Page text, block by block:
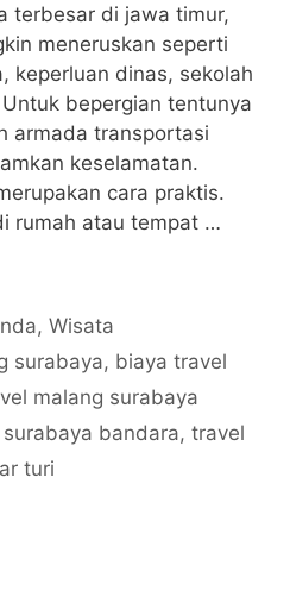
terbesar di jawa timur,
meneruskan seperti
keperluan dinas, sekolah
bepergian tentunya
armada transportasi
keselamatan.
cara praktis.
rumah atau tempat …
,Wisata
surabaya, biaya travel
malang surabaya
bandara, travel
turi